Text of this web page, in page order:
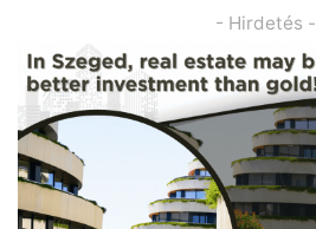
- Hirdetés -